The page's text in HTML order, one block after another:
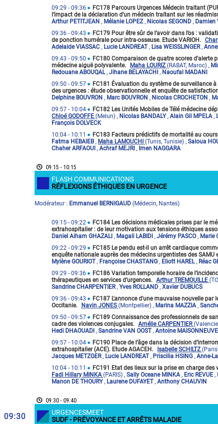
09:29 - 09:36
FC178 Parcours Urgences Médecin traitant
l’impact de la déclaration d’un médecin traitant sur les
Arthur PETITJEAN , Mélanie LOPEZ, Nicolas SEGOND , Damien
09:36 - 09:43
FC179 Pour être sûr de l’avoir dans l’os :
de ponction humérale pour intra-osseuse. Etude VARIOH.
Adelaide VIASSAC , Lucie LANDREAT, Lisa WEISSLINGER,
09:43 - 09:50
FC180 Comparaison de quatre scores d'alerte
médecine aiguë polyvalente.
Maha LOURIZ(RABAT, Maroc) ,
Redouane ABOUQAL, Jihane BELAYACHI , Naoufal MADANI
09:50 - 09:57
FC181 Évaluation du système de surveillance
des urgences : étude observationnelle et enquête de
Delphine BOUVRON , Marc BOUVRON , Nicolas CROCHETON ,
09:57 - 10:04
FC182 Les Unités Mobiles de Télé médecine
Chloé GODOFFE (Melun) , Nicolas BANDALY, Alain Gil MPELA,
François DOLVECK
10:04 - 10:11
FC183 Facteurs prédictifs de mortalité au
Fatma HEBAIEB, Maha LAMOUCHI (Tunis, Tunisie) , Saloua
Chaher ARFAOUI , Achraf MEJRI , Imen NAGGARA
09:15 - 10:15
FLASH COMMUNICATIONS
RÉFLEXIONS ÉTHIQUES EN URGENCE
Modérateur : Emmanuel BERNIGAUD (Médecin, Nantes)
09:15 - 09:22
FC184 Les décisions médicales prises par le
extrahospitalier : de leur motivation aux tensions éthiques
Daniel Aiham GHAZALI , Magali LABIDI , Jérémy PASCO , Marie
09:22 - 09:29
FC185 Le pendu est-il un arrêt cardiaque
enquête nationale auprès des médecins urgentistes des SAMU
Mylène GOURIOT, Françoise CHASTANG , Eliott HAREL, Réac
09:29 - 09:36
FC186 Variation temporelle horaire de
thérapeutiques en services d’urgences. Arthur TREMOUILLE
Sandrine CHARPENTIER, Yves ROLLAND , Xavier DUBUCS
09:36 - 09:43
FC187 L'annonce d'une mauvaise nouvelle
Occitanie.
Navin JONES(Montpellier) , Marina MAZZIA,
09:50 - 09:57
FC189 Connaissance des professionnels de
cadre des violences conjugales. Amélie CARPENTIER
Hedi DHAOUADI , Sandrine VAN OOST, Antoine MAISONNEUVE
09:57 - 10:04
FC190 Place de l’âge dans la décision
extrahospitalier (ACE). Etude AGACEH.
Isabelle SCHILTZ
Jacques METZGER, Lucie LANDREAT, Priscilia HSING , Anne-
10:04 - 10:11
FC191 Etat des lieux sur la prise en charge
Fadi Hillary MINKA(PARIS) , Sally Oceane MINKA, Eric REVUE ,
Manon DE THOURY, Laurene DUFAYET, Anthony CHAUVIN
09:30
09:30 - 09:40
URGENCESMEET
SUDF - PRÉVOYANCE ET ARRÊTS MALADIE